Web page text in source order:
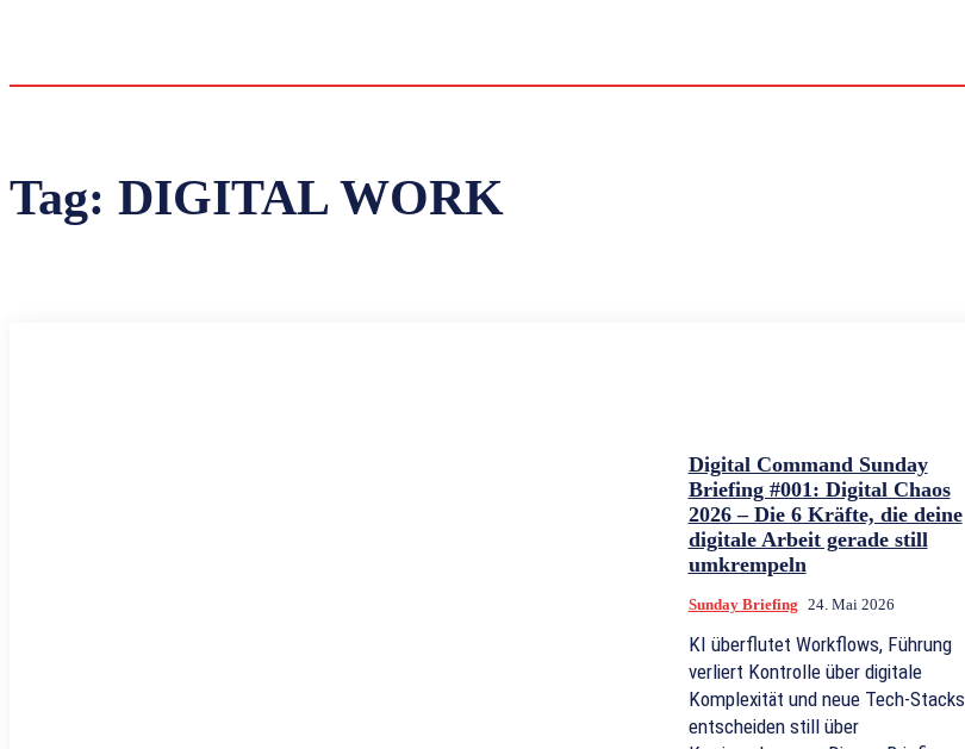
Tag: DIGITAL WORK
Digital Command Sunday
Briefing #001: Digital Chaos
2026 – Die 6 Kräfte, die deine
digitale Arbeit gerade still
umkrempeln
Sunday Briefing 24. Mai 2026
KI überflutet Workflows, Führung
verliert Kontrolle über digitale
Komplexität und neue Tech-Stacks
entscheiden still über